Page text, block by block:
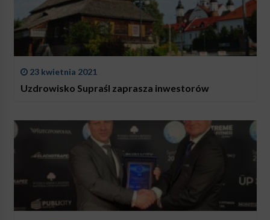
23 kwietnia 2021
Uzdrowisko Supraśl zaprasza inwestorów